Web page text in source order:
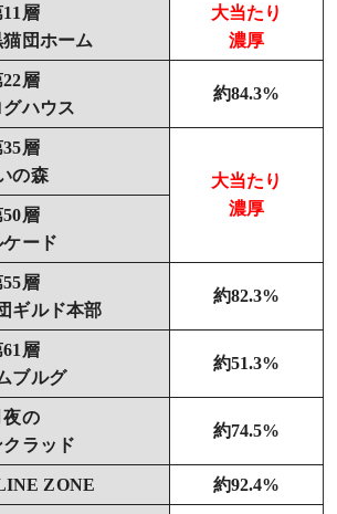
11層
猫団ホーム
大当たり
濃厚
22層
ハウス
約84.3%
35層
の森
大当たり
濃厚
50層
ケード
55層
ギルド本部
約82.3%
61層
ブルグ
約51.3%
夜の
ラッド
約74.5%
ZONE 約92.4%